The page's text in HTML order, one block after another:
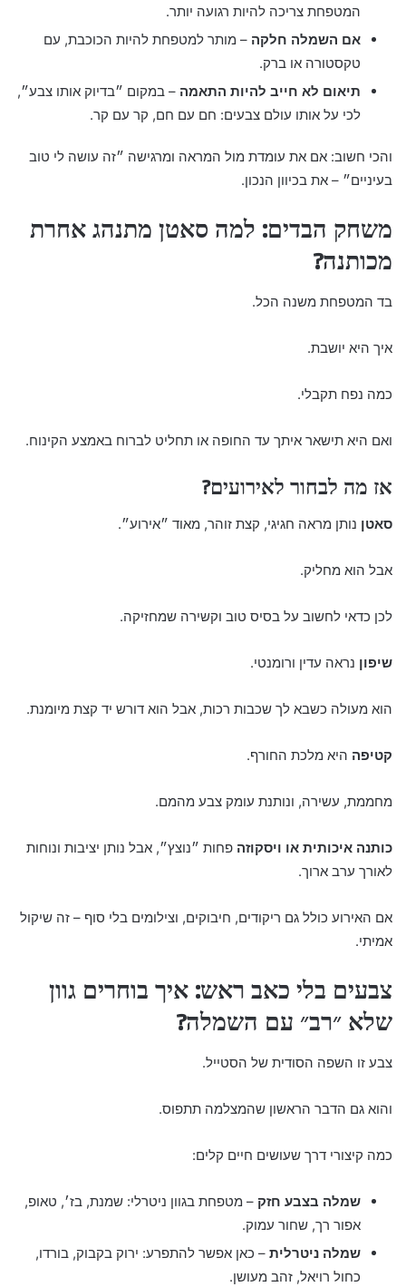
המטפחת צריכה להיות רגועה יותר.
אם השמלה חלקה – מותר למטפחת להיות הכוכבת, עם
טקסטורה או ברק.
תיאום לא חייב להיות התאמה – במקום ״בדיוק אותו צבע״,
לכי על אותו עולם צבעים: חם עם חם, קר עם קר.
והכי חשוב: אם את עומדת מול המראה ומרגישה ״זה עושה לי טוב
בעיניים״ – את בכיוון הנכון.
משחק הבדים: למה סאטן מתנהג אחרת
מכותנה?
בד המטפחת משנה הכל.
איך היא יושבת.
כמה נפח תקבלי.
ואם היא תישאר איתך עד החופה או תחליט לברוח באמצע הקינוח.
אז מה לבחור לאירועים?
סאטן נותן מראה חגיגי, קצת זוהר, מאוד ״אירוע״.
אבל הוא מחליק.
לכן כדאי לחשוב על בסיס טוב וקשירה שמחזיקה.
שיפון נראה עדין ורומנטי.
הוא מעולה כשבא לך שכבות רכות, אבל הוא דורש יד קצת מיומנת.
קטיפה היא מלכת החורף.
מחממת, עשירה, ונותנת עומק צבע מהמם.
כותנה איכותית או ויסקוזה פחות ״נוצץ״, אבל נותן יציבות ונוחות
לאורך ערב ארוך.
אם האירוע כולל גם ריקודים, חיבוקים, וצילומים בלי סוף – זה שיקול
אמיתי.
צבעים בלי כאב ראש: איך בוחרים גוון
שלא ״רב״ עם השמלה?
צבע זו השפה הסודית של הסטייל.
והוא גם הדבר הראשון שהמצלמה תתפוס.
כמה קיצורי דרך שעושים חיים קלים:
שמלה בצבע חזק – מטפחת בגוון ניטרלי: שמנת, בז׳, טאופ,
אפור רך, שחור עמוק.
שמלה ניטרלית – כאן אפשר להתפרע: ירוק בקבוק, בורדו,
כחול רויאל, זהב מעושן.